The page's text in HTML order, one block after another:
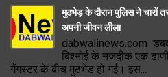
मुठभेड़ के दौरान पुलिस ने चारों
अपनी जीवन लीला
dabwalinews.com
बिश्नोई के नजदीक एक
गैंगस्टर के बीच मुठभेड़ हो गई। इस...